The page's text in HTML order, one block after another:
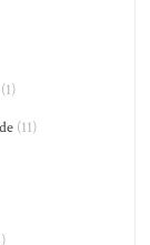
(11)